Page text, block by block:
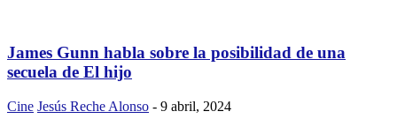
James Gunn habla sobre la posibilidad de una
secuela de El hijo
Cine Jesús Reche Alonso - 9 abril, 2024